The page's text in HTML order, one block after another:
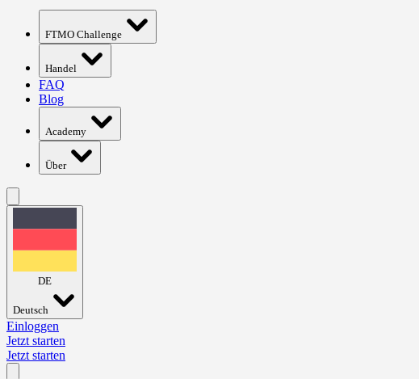
FTMO Challenge
Handel
FAQ
Blog
Academy
Über
DE
Deutsch
Einloggen
Jetzt starten
Jetzt starten